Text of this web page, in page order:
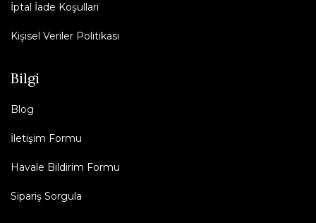
İptal İade Koşullari
Kişisel Veriler Politikası
Bilgi
Blog
İletişim Formu
Havale Bildirim Formu
Sipariş Sorgula